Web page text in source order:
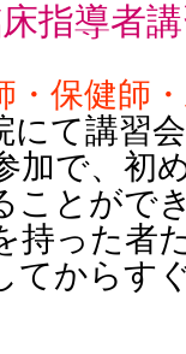
指導者
・保健師
にて講習
加で、初
ことがで
持った者
てからす